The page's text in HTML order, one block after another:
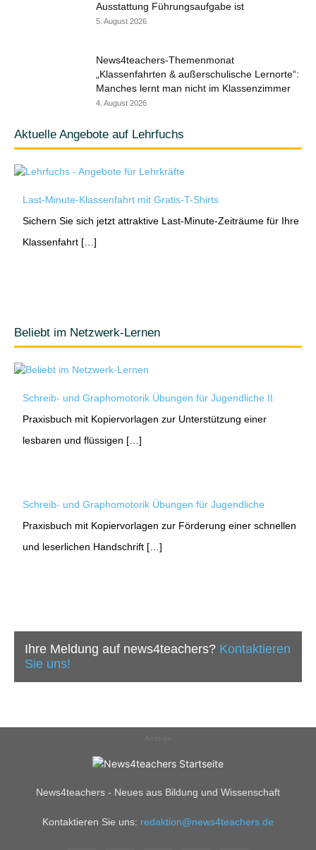
Ausstattung Führungsaufgabe ist
5. August 2026
News4teachers-Themenmonat
„Klassenfahrten & außerschulische Lernorte“:
Manches lernt man nicht im Klassenzimmer
4. August 2026
Aktuelle Angebote auf Lehrfuchs
Last-Minute-Klassenfahrt mit Gratis-T-Shirts
Sichern Sie sich jetzt attraktive Last-Minute-Zeiträume für Ihre
Klassenfahrt […]
Beliebt im Netzwerk-Lernen
Schreib- und Graphomotorik Übungen für Jugendliche II
Praxisbuch mit Kopiervorlagen zur Unterstützung einer
lesbaren und flüssigen […]
Schreib- und Graphomotorik Übungen für Jugendliche
Praxisbuch mit Kopiervorlagen zur Förderung einer schnellen
und leserlichen Handschrift […]
Ihre Meldung auf news4teachers? Kontaktieren
Sie uns!
News4teachers - Neues aus Bildung und Wissenschaft
Kontaktieren Sie uns: redaktion@news4teachers.de